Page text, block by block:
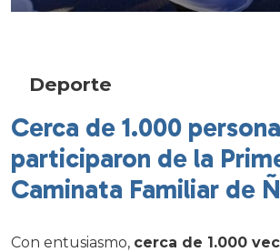
Deporte
Cerca de 1.000
participaron de la
Caminata Familiar de
Con entusiasmo, cerca de 1.000